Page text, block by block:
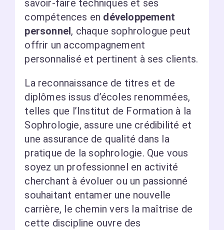
savoir-faire techniques et ses
compétences en développement
personnel, chaque sophrologue peut
offrir un accompagnement
personnalisé et pertinent à ses clients.
La reconnaissance de titres et de
diplômes issus d’écoles renommées,
telles que l’Institut de Formation à la
Sophrologie, assure une crédibilité et
une assurance de qualité dans la
pratique de la sophrologie. Que vous
soyez un professionnel en activité
cherchant à évoluer ou un passionné
souhaitant entamer une nouvelle
carrière, le chemin vers la maîtrise de
cette discipline ouvre des